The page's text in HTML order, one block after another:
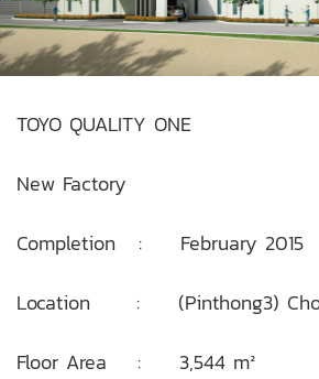
TOYO QUALITY ONE
New Factory
Completion : February 2015
Location : (Pinthong3)
Floor Area : 3,544 m²